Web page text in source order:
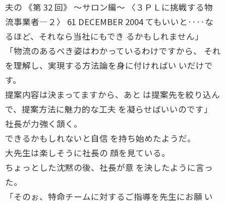
夫の 《第 32 回》 〜サロン編〜 〈３ＰＬに挑戦する物
流事業者―２〉 61 DECEMBER 2004 てもいいと‥‥な
るほど、それなら当社にもでき るかもしれません」
「物流のあるべき姿はわかっているわけですから、 それ
を理解し、実現する方法論を身に付ければい いだけで
す。
提案内容は決まってますから、あと は提案先を絞り込ん
で、提案方法に魅力的な工夫 を凝らせばいいのです」
社長が力強く頷く。
できるかもしれないと自信 を持ち始めたようだ。
大先生は楽しそうに社長の 顔を見ている。
ちょっとした沈黙の後、社長が意 を決したように言っ
た。
「そのぉ、特命チームに対するご指導を先生にお願 い